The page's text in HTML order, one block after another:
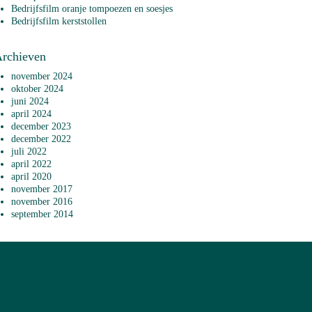
Bedrijfsfilm oranje tompoezen en soesjes
Bedrijfsfilm kerststollen
november 2024
oktober 2024
juni 2024
april 2024
december 2023
december 2022
juli 2022
april 2022
april 2020
november 2017
november 2016
september 2014